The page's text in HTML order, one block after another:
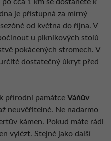
cca 1 km se dostanete k
je přístupná za mírný
od května do října. V
u piknikových stolů
pokácených stromech. V
dostatečný úkryt před
přírodní památce Váňův
neuvěřitelně. Ne nadarmo
kámen. Pokud máte rádi
vylézt. Stejně jako další